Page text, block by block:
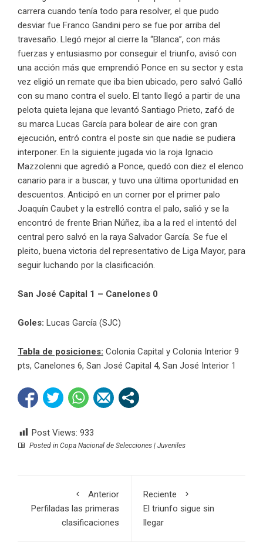
carrera cuando tenía todo para resolver, el que pudo
desviar fue Franco Gandini pero se fue por arriba del
travesaño. Llegó mejor al cierre la “Blanca”, con más
fuerzas y entusiasmo por conseguir el triunfo, avisó con
una acción más que emprendió Ponce en su sector y esta
vez eligió un remate que iba bien ubicado, pero salvó Galló
con su mano contra el suelo. El tanto llegó a partir de una
pelota quieta lejana que levantó Santiago Prieto, zafó de
su marca Lucas García para bolear de aire con gran
ejecución, entró contra el poste sin que nadie se pudiera
interponer. En la siguiente jugada vio la roja Ignacio
Mazzolenni que agredió a Ponce, quedó con diez el elenco
canario para ir a buscar, y tuvo una última oportunidad en
descuentos. Anticipó en un corner por el primer palo
Joaquín Caubet y la estrelló contra el palo, salió y se la
encontró de frente Brian Núñez, iba a la red el intentó del
central pero salvó en la raya Salvador García. Se fue el
pleito, buena victoria del representativo de Liga Mayor, para
seguir luchando por la clasificación.
San José Capital 1 – Canelones 0
Goles: Lucas García (SJC)
Tabla de posiciones: Colonia Capital y Colonia Interior 9
pts, Canelones 6, San José Capital 4, San José Interior 1
Post Views: 933
Posted in Copa Nacional de Selecciones | Juveniles
Anterior
Perfiladas las primeras
clasificaciones
Reciente
El triunfo sigue sin
llegar